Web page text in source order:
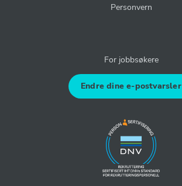
Personvern
For jobbsøkere
Endre dine e-postvarsler